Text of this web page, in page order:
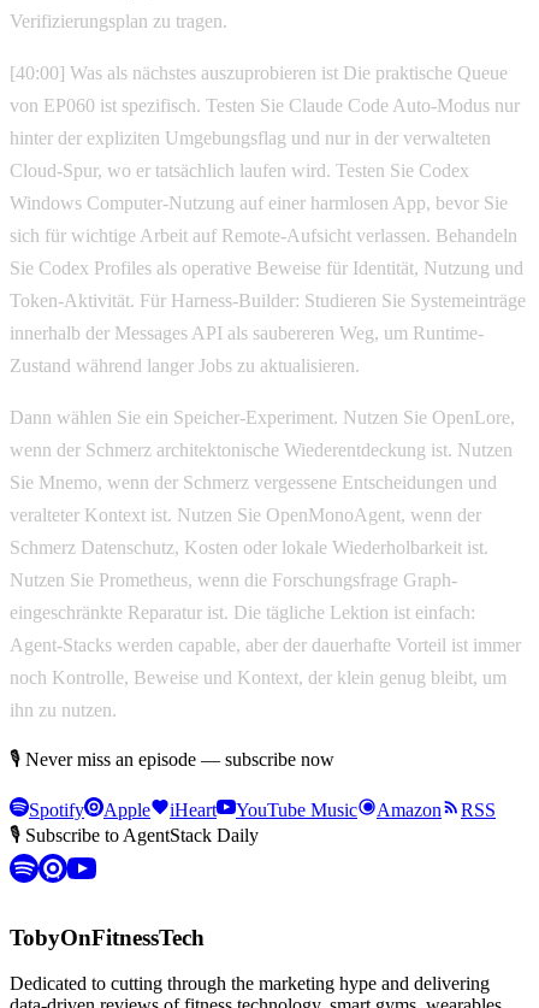
Verifizierungsplan zu tragen.
[40:00] Was als nächstes auszuprobieren ist Die praktische Queue
von EP060 ist spezifisch. Testen Sie Claude Code Auto-Modus nur
hinter der expliziten Umgebungsflag und nur in der verwalteten
Cloud-Spur, wo er tatsächlich laufen wird. Testen Sie Codex
Windows Computer-Nutzung auf einer harmlosen App, bevor Sie
sich für wichtige Arbeit auf Remote-Aufsicht verlassen. Behandeln
Sie Codex Profiles als operative Beweise für Identität, Nutzung und
Token-Aktivität. Für Harness-Builder: Studieren Sie Systemeinträge
innerhalb der Messages API als saubereren Weg, um Runtime-
Zustand während langer Jobs zu aktualisieren.
Dann wählen Sie ein Speicher-Experiment. Nutzen Sie OpenLore,
wenn der Schmerz architektonische Wiederentdeckung ist. Nutzen
Sie Mnemo, wenn der Schmerz vergessene Entscheidungen und
veralteter Kontext ist. Nutzen Sie OpenMonoAgent, wenn der
Schmerz Datenschutz, Kosten oder lokale Wiederholbarkeit ist.
Nutzen Sie Prometheus, wenn die Forschungsfrage Graph-
eingeschränkte Reparatur ist. Die tägliche Lektion ist einfach:
Agent-Stacks werden capable, aber der dauerhafte Vorteil ist immer
noch Kontrolle, Beweise und Kontext, der klein genug bleibt, um
ihn zu nutzen.
🎙 Never miss an episode — subscribe now
Spotify Apple iHeart YouTube Music Amazon
RSS
🎙 Subscribe to AgentStack Daily
TobyOnFitnessTech
Dedicated to cutting through the marketing hype and delivering